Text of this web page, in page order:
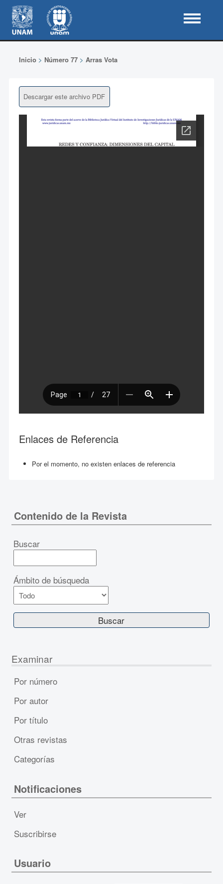
Inicio> Número 77> Arras Vota
Descargar este archivo PDF
Enlaces de Referencia
Por el momento, no existen enlaces de referencia
Contenido de la Revista
Buscar
Ámbito de búsqueda
Examinar
Por número
Por autor
Por título
Otras revistas
Categorías
Notificaciones
Ver
Suscribirse
Usuario